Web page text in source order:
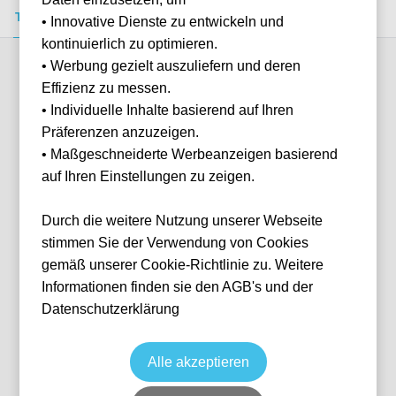
Tickets kaufen Event-Info FAQ
Verfügbare Kategorien (2)
Longside Upper
15:00
10 verfügbar
ESP
Estadio Benito Villamarín
• Innovative Dienste zu entwickeln und
kontinuierlich zu optimieren.
• Werbung gezielt auszuliefern und deren
Effizienz zu messen.
• Individuelle Inhalte basierend auf Ihren
Präferenzen anzuzeigen.
• Maßgeschneiderte Werbeanzeigen basierend
auf Ihren Einstellungen zu zeigen.
Durch die weitere Nutzung unserer Webseite
stimmen Sie der Verwendung von Cookies
gemäß unserer Cookie-Richtlinie zu. Weitere
Informationen finden sie den AGB's und der
Datenschutzerklärung
Alle akzeptieren